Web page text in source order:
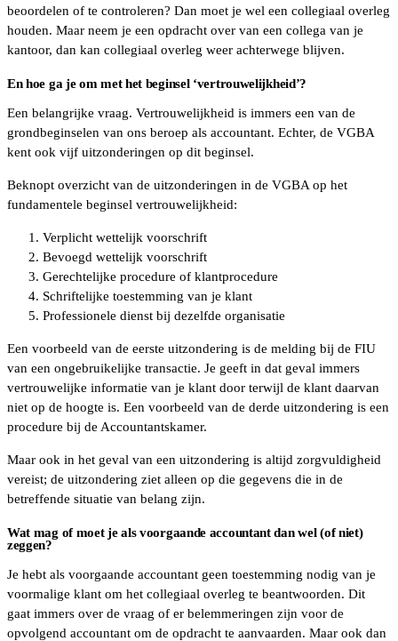
beoordelen of te controleren? Dan moet je wel een collegiaal overleg
houden. Maar neem je een opdracht over van een collega van je
kantoor, dan kan collegiaal overleg weer achterwege blijven.
En hoe ga je om met het beginsel ‘vertrouwelijkheid’?
Een belangrijke vraag. Vertrouwelijkheid is immers een van de
grondbeginselen van ons beroep als accountant. Echter, de VGBA
kent ook vijf uitzonderingen op dit beginsel.
Beknopt overzicht van de uitzonderingen in de VGBA op het
fundamentele beginsel vertrouwelijkheid:
Verplicht wettelijk voorschrift
Bevoegd wettelijk voorschrift
Gerechtelijke procedure of klantprocedure
Schriftelijke toestemming van je klant
Professionele dienst bij dezelfde organisatie
Een voorbeeld van de eerste uitzondering is de melding bij de FIU
van een ongebruikelijke transactie. Je geeft in dat geval immers
vertrouwelijke informatie van je klant door terwijl de klant daarvan
niet op de hoogte is. Een voorbeeld van de derde uitzondering is een
procedure bij de Accountantskamer.
Maar ook in het geval van een uitzondering is altijd zorgvuldigheid
vereist; de uitzondering ziet alleen op die gegevens die in de
betreffende situatie van belang zijn.
Wat mag of moet je als voorgaande accountant dan wel (of niet)
zeggen?
Je hebt als voorgaande accountant geen toestemming nodig van je
voormalige klant om het collegiaal overleg te beantwoorden. Dit
gaat immers over de vraag of er belemmeringen zijn voor de
opvolgend accountant om de opdracht te aanvaarden. Maar ook dan